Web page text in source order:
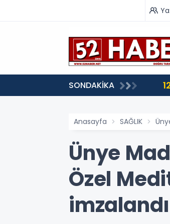
SONDAKİKA
Anasayfa SAĞLIK
Ünye
Özel
imzalandı